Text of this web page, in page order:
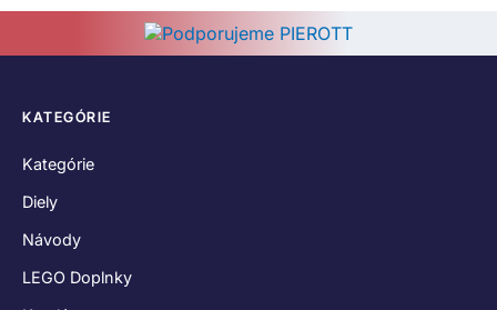
KATEGÓRIE
Kategórie
Diely
Návody
LEGO Doplnky